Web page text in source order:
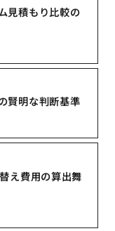
見積もり比較の
賢明な判断基準
え費用の算出舞